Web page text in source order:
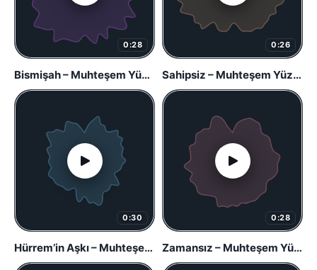
0:28
Bismişah – Muhteşem Yüzyıl
0:26
Sahipsiz – Muhteşem Yüzyıl
0:30
Hürrem’in Aşkı – Muhteşem Yüzyıl
0:28
Zamansız – Muhteşem Yüzyıl